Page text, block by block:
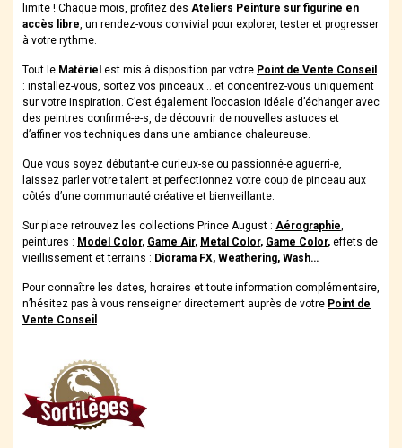
limite ! Chaque mois, profitez des Ateliers Peinture sur figurine en
accès libre, un rendez-vous convivial pour explorer, tester et progresser
à votre rythme.
Tout le Matériel est mis à disposition par votre Point de Vente Conseil
: installez-vous, sortez vos pinceaux… et concentrez-vous uniquement
sur votre inspiration. C’est également l’occasion idéale d’échanger avec
des peintres confirmé-e-s, de découvrir de nouvelles astuces et
d’affiner vos techniques dans une ambiance chaleureuse.
Que vous soyez débutant-e curieux-se ou passionné-e aguerri-e,
laissez parler votre talent et perfectionnez votre coup de pinceau aux
côtés d’une communauté créative et bienveillante.
Sur place retrouvez les collections Prince August : Aérographie,
peintures : Model Color, Game Air, Metal Color, Game Color, effets de
vieillissement et terrains : Diorama FX, Weathering, Wash…
Pour connaître les dates, horaires et toute information complémentaire,
n’hésitez pas à vous renseigner directement auprès de votre Point de
Vente Conseil .